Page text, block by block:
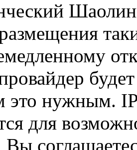
это нужным.
для